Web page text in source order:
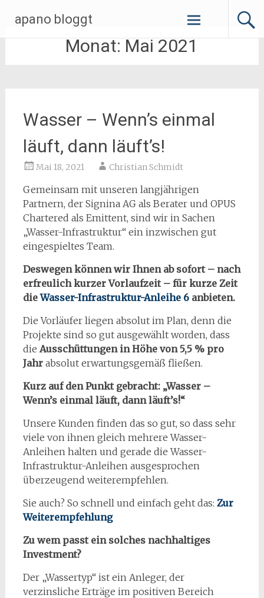
Inhalt
springen
apano bloggt
Monat: Mai 2021
Wasser – Wenn’s einmal
läuft, dann läuft’s!
Mai 18, 2021 Christian Schmidt
Gemeinsam mit unseren langjährigen
Partnern, der Signina AG als Berater und OPUS
Chartered als Emittent, sind wir in Sachen
„Wasser-Infrastruktur“ ein inzwischen gut
eingespieltes Team.
Deswegen können wir Ihnen ab sofort – nach
erfreulich kurzer Vorlaufzeit – für kurze Zeit
dieWasser-Infrastruktur-Anleihe 6 anbieten.
Die Vorläufer liegen absolut im Plan, denn die
Projekte sind so gut ausgewählt worden, dass
die Ausschüttungen in Höhe von 5,5 % pro
Jahrabsolut erwartungsgemäß fließen.
Kurz auf den Punkt gebracht: „Wasser –
Wenn’s einmal läuft, dann läuft’s!“
Unsere Kunden finden das so gut, so dass sehr
viele von ihnen gleich mehrere Wasser-
Anleihen halten und gerade die Wasser-
Infrastruktur-Anleihen ausgesprochen
überzeugend weiterempfehlen.
Sie auch? So schnell und einfach geht das: Zur
Weiterempfehlung
Zu wem passt ein solches nachhaltiges
Investment?
Der „Wassertyp“ ist ein Anleger, der
verzinsliche Erträge im positiven Bereich